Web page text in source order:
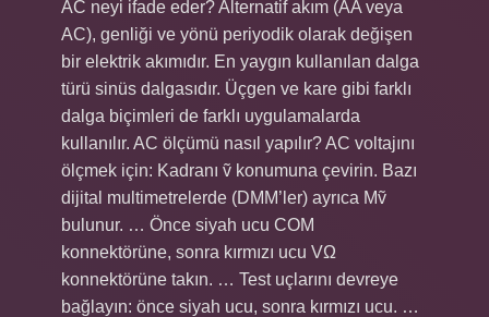
AC neyi ifade eder? Alternatif akım (AA veya
AC), genliği ve yönü periyodik olarak değişen
bir elektrik akımıdır. En yaygın kullanılan dalga
türü sinüs dalgasıdır. Üçgen ve kare gibi farklı
dalga biçimleri de farklı uygulamalarda
kullanılır. AC ölçümü nasıl yapılır? AC voltajını
ölçmek için: Kadranı ṽ konumuna çevirin. Bazı
dijital multimetrelerde (DMM’ler) ayrıca Mṽ
bulunur. … Önce siyah ucu COM
konnektörüne, sonra kırmızı ucu VΩ
konnektörüne takın. … Test uçlarını devreye
bağlayın: önce siyah ucu, sonra kırmızı ucu. …